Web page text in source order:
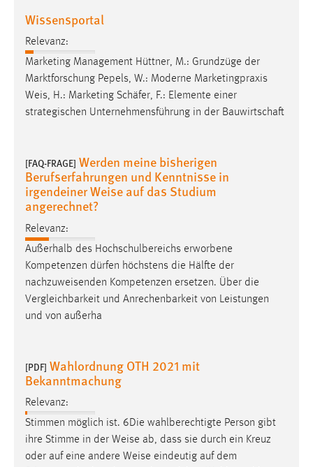
Wissensportal
Relevanz:
Marketing Management Hüttner, M.: Grundzüge der
Marktforschung Pepels, W.: Moderne Marketingpraxis
Weis, H.: Marketing Schäfer, F.: Elemente einer
strategischen Unternehmensführung in der Bauwirtschaft
[FAQ-FRAGE] Werden meine bisherigen
Berufserfahrungen und Kenntnisse in
irgendeiner Weise auf das Studium
angerechnet?
Relevanz:
Außerhalb des Hochschulbereichs erworbene
Kompetenzen dürfen höchstens die Hälfte der
nachzuweisenden Kompetenzen ersetzen. Über die
Vergleichbarkeit und Anrechenbarkeit von Leistungen
und von außerha
[PDF] Wahlordnung OTH 2021 mit
Bekanntmachung
Relevanz:
Stimmen möglich ist. 6Die wahlberechtigte Person gibt
ihre Stimme in der Weise ab, dass sie durch ein Kreuz
oder auf eine andere Weise eindeutig auf dem
site-language-preference
Zweck:
Das Cookie speichert die gewählte Sprache der Website.
Cookie Laufzeit:
30 Tage
Name:
MibewSessionID, MIBEW_UserID, mibew_locale, mibew-
chat-frame-style-5e9dbeb1811c0446
Zweck:
Wird benötigt um die Chatfunktion nutzen zu können.
Cookie Laufzeit:
MibewSessionID, mibew-chat-frame-style-
5e9dbeb1811c0446 = Sitzungslaufzeit, mibew_locale = 3
Jahre, MIBEW_UserID = 1 Jahr
Name:
Zweck:
Dieser Cookie ist notwendig um sich an der Website
einloggen zu können.